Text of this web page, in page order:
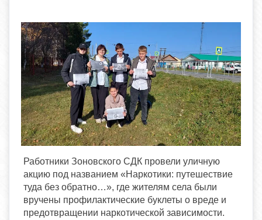
Работники Зоновского СДК провели уличную
акцию под названием «Наркотики: путешествие
туда без обратно…», где жителям села были
вручены профилактические буклеты о вреде и
предотвращении наркотической зависимости.